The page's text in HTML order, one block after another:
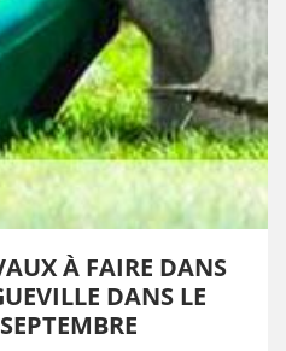
À FAIRE DANS
DANS LE